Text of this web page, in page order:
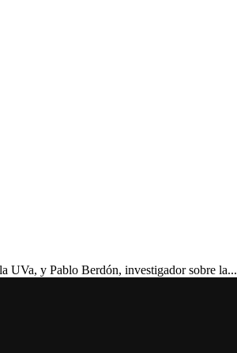
UVa, y Pablo Berdón, investigador sobre la...